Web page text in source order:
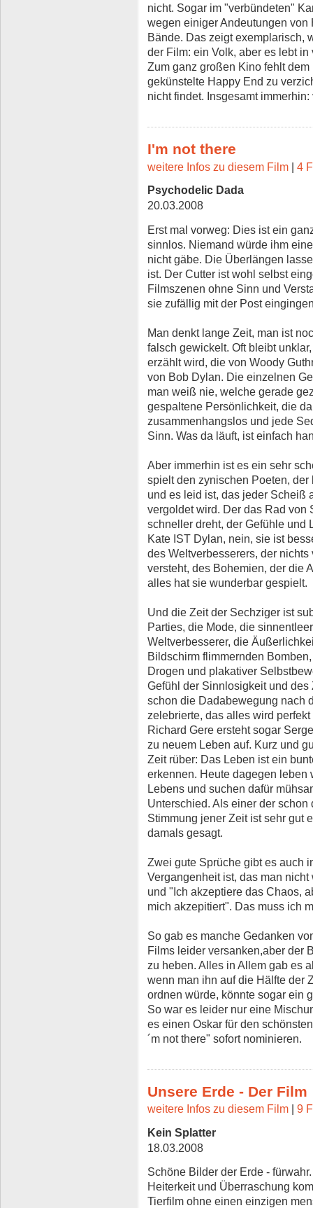
nicht. Sogar im "verbündeten"
wegen einiger Andeutungen
Bände. Das zeigt exemplarisch,
der Film: ein Volk, aber es lebt
Zum ganz großen Kino fehlt
gekünstelte Happy End zu
nicht findet. Insgesamt immerhin:
I'm not there
weitere Infos zu diesem Film | 4
Psychodelic Dada
20.03.2008
Erst mal vorweg: Dies ist ein
sinnlos. Niemand würde ihm
nicht gäbe. Die Überlängen
ist. Der Cutter ist wohl selbst
Filmszenen ohne Sinn und
sie zufällig mit der Post
Man denkt lange Zeit, man ist
falsch gewickelt. Oft bleibt
erzählt wird, die von Woody
von Bob Dylan. Die einzelnen
man weiß nie, welche gerade
gespaltene Persönlichkeit, die
zusammenhangslos und jede
Sinn. Was da läuft, ist einfach
Aber immerhin ist es ein sehr
spielt den zynischen Poeten,
und es leid ist, das jeder Scheiß
vergoldet wird. Der das Rad von
schneller dreht, der Gefühle und
Kate IST Dylan, nein, sie ist
des Weltverbesserers, der
versteht, des Bohemien, der die
alles hat sie wunderbar gespielt.
Und die Zeit der Sechziger ist
Parties, die Mode, die
Weltverbesserer, die
Bildschirm flimmernden
Drogen und plakativer
Gefühl der Sinnlosigkeit und
schon die Dadabewegung nach
zelebrierte, das alles wird
Richard Gere ersteht sogar
zu neuem Leben auf. Kurz und
Zeit rüber: Das Leben ist ein
erkennen. Heute dagegen leben
Lebens und suchen dafür
Unterschied. Als einer der
Stimmung jener Zeit ist sehr gut
damals gesagt.
Zwei gute Sprüche gibt es auch
Vergangenheit ist, das man
und "Ich akzeptiere das Chaos,
mich akzepitiert". Das muss ich
So gab es manche Gedanken
Films leider versanken,aber der
zu heben. Alles in Allem gab es
wenn man ihn auf die Hälfte der
ordnen würde, könnte sogar ein
So war es leider nur eine
es einen Oskar für den
´m not there" sofort nominieren.
Unsere Erde - Der Film
weitere Infos zu diesem Film
9
Kein Splatter
18.03.2008
Schöne Bilder der Erde -
Heiterkeit und Überraschung
Tierfilm ohne einen einzigen